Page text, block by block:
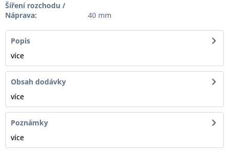
Šíření rozchodu /
Náprava:
40 mm
Popis
více
Obsah dodávky
více
Poznámky
více